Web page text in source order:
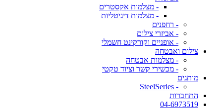
- מצלמות אקסטרים
- מצלמות דיגיטליות
- רחפנים
- אביזרי צילום
- אופניים וקורקינט חשמלי
צילום ואבטחה
- מצלמות אבטחה
- מכשירי קשר וציוד טקטי
מותגים
- SteelSeries
התחברות
04-6973519